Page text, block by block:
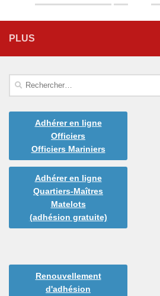
PLUS
Rechercher :
Adhérer en ligne
Officiers
Officiers Mariniers
Adhérer en ligne
Quartiers-Maîtres
Matelots
(adhésion gratuite)
Renouvellement
d'adhésion